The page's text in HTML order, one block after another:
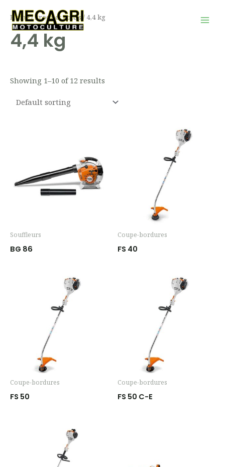
contenu
Home/ Product Poids / 4,4 kg
4,4 kg
Showing 1–10 of 12 results
Souffleurs
BG 86
Coupe-bordures
FS 40
Coupe-bordures
FS 50
Coupe-bordures
FS 50 C-E